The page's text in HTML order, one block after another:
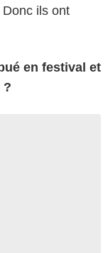
Donc ils ont
en festival et
?